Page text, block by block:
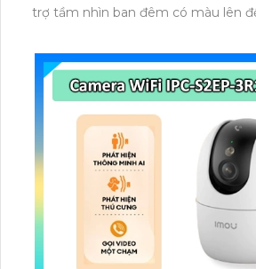
trợ tầm nhìn ban đêm có màu lên
dữ liệu qua thẻ microSD lên đến